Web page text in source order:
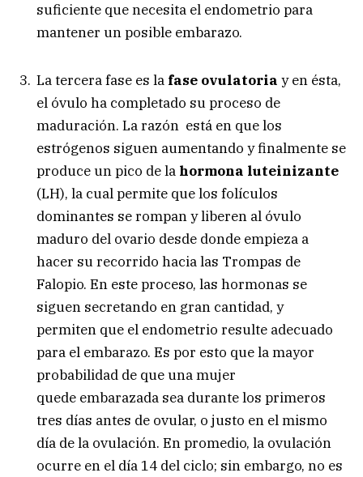
suficiente que necesita el endometrio para
mantener un posible embarazo.
La tercera fase es la fase ovulatoria y en ésta,
el óvulo ha completado su proceso de
maduración. La razón está en que los
estrógenos siguen aumentando y finalmente se
produce un pico de la hormona luteinizante
(LH), la cual permite que los folículos
dominantes se rompan y liberen al óvulo
maduro del ovario desde donde empieza a
hacer su recorrido hacia las Trompas de
Falopio. En este proceso, las hormonas se
siguen secretando en gran cantidad, y
permiten que el endometrio resulte adecuado
para el embarazo. Es por esto que la mayor
probabilidad de que una mujer
quede embarazada sea durante los primeros
tres días antes de ovular, o justo en el mismo
día de la ovulación. En promedio, la ovulación
ocurre en el día 14 del ciclo; sin embargo, no es